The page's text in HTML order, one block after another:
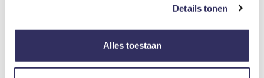
Details tonen
Alles toestaan
De prijs is inclusief gas, water, elektra, wifi, linnen en